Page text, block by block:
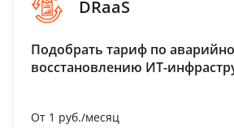
DRaaS
Подобрать тариф по
восстановлению ИТ-
От 1 руб./месяц